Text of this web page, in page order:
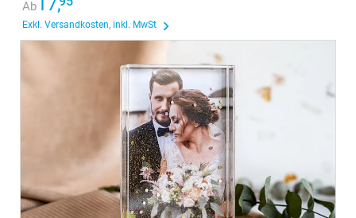
Ab
Exkl. Versandkosten, inkl. MwSt